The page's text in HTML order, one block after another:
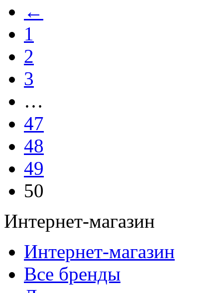
←
1
2
3
…
47
48
49
50
Интернет-магазин
Интернет-магазин
Все бренды